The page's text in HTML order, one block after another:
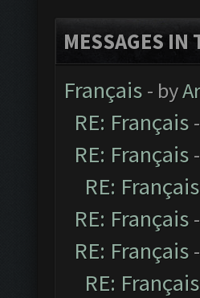
MESSAGES IN
Français - by
RE: Français
RE: Français
RE: Français
RE: Français
RE: Français
RE: Français